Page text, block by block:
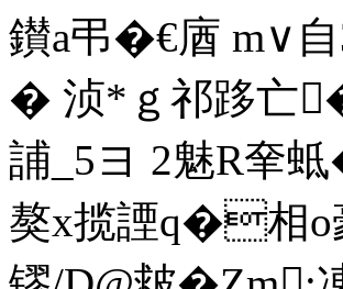
鑚a弔�€庮 m∨
� 浈*ｇ祁跢亡
誧_5ヨ 2魅R羍
獒x揽諲q�